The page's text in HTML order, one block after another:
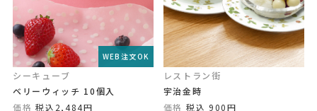
WEB注文OK
シーキューブ
ベリーウィッチ 10個入
価格 税込2,484円
レストラン街
宇治金時
価格 税込 900円